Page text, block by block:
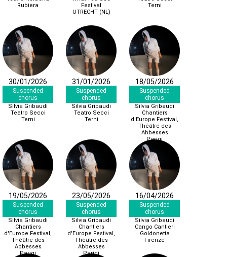
Rubiera
Festival
UTRECHT (NL)
Terni
30/01/2026
Suspended
chorus
Silvia Gribaudi
Teatro Secci
Terni
31/01/2026
Suspended
chorus
Silvia Gribaudi
Teatro Secci
Terni
18/05/2026
Suspended
chorus
Silvia Gribaudi
Chantiers
d'Europe Festival,
Théâtre des
Abbesses
Parigi
19/05/2026
Suspended
chorus
Silvia Gribaudi
Chantiers
d'Europe Festival,
Théâtre des
Abbesses
Parigi
23/05/2026
Suspended
chorus
Silvia Gribaudi
Chantiers
d'Europe Festival,
Théâtre des
Abbesses
Parigi
16/04/2026
Suspended
chorus
Silvia Gribaudi
Cango Cantieri
Goldonetta
Firenze